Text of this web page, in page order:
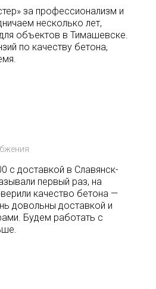
за профессионализм и
несколько лет,
объектов в Тимашевске.
по качеству бетона,
с доставкой в Славянск-
первый раз, на
качество бетона —
довольны доставкой и
Будем работать с